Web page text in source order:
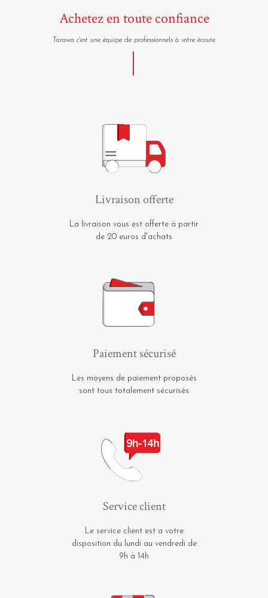
Achetez en toute confiance
Tarawa c'est une équipe de professionnels à votre écoute
Livraison offerte
La livraison vous est offerte à partir
de 20 euros d'achats
Paiement sécurisé
Les moyens de paiement proposés
sont tous totalement sécurisés
Service client
Le service client est a votre
disposition du lundi au vendredi de
9h à 14h